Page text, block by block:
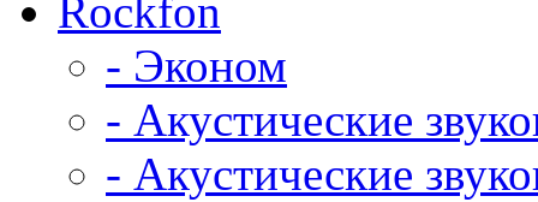
Rockfon
- Эконом
- Акустические
- Акустические